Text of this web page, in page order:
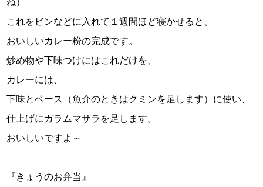
ね）
これをビンなどに入れて１週間ほど寝かせると、
おいしいカレー粉の完成です。
炒め物や下味つけにはこれだけを、
カレーには、
下味とベース（魚介のときはクミンを足します）に使い、
仕上げにガラムマサラを足します。
おいしいですよ～
『きょうのお弁当』